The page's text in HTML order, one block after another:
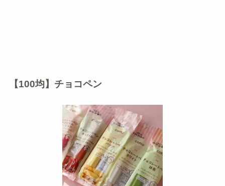
【100均】チョコペン